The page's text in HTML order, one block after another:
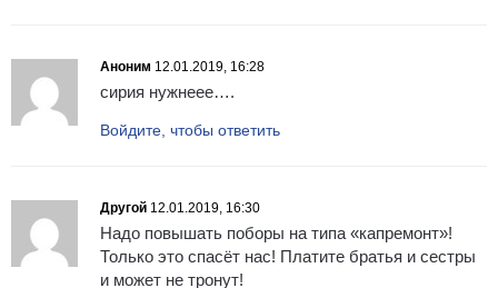
Аноним 12.01.2019, 16:28
сирия нужнеее….
Войдите, чтобы ответить
Другой 12.01.2019, 16:30
Надо повышать поборы на типа «капремонт»!
Только это спасёт нас! Платите братья и сестры
и может не тронут!